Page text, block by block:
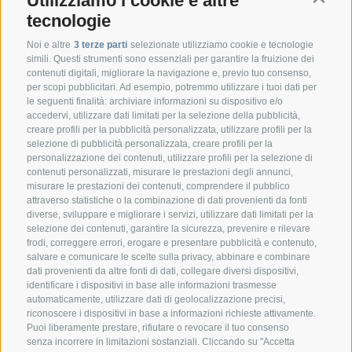
tecnologie
Noi e altre 3 terze parti selezionate utilizziamo cookie e tecnologie
simili. Questi strumenti sono essenziali per garantire la fruizione dei
contenuti digitali, migliorare la navigazione e, previo tuo consenso,
per scopi pubblicitari. Ad esempio, potremmo utilizzare i tuoi dati per
le seguenti finalità: archiviare informazioni su dispositivo e/o
accedervi, utilizzare dati limitati per la selezione della pubblicità,
creare profili per la pubblicità personalizzata, utilizzare profili per la
selezione di pubblicità personalizzata, creare profili per la
personalizzazione dei contenuti, utilizzare profili per la selezione di
contenuti personalizzati, misurare le prestazioni degli annunci,
misurare le prestazioni dei contenuti, comprendere il pubblico
attraverso statistiche o la combinazione di dati provenienti da fonti
diverse, sviluppare e migliorare i servizi, utilizzare dati limitati per la
selezione dei contenuti, garantire la sicurezza, prevenire e rilevare
frodi, correggere errori, erogare e presentare pubblicità e contenuto,
salvare e comunicare le scelte sulla privacy, abbinare e combinare
dati provenienti da altre fonti di dati, collegare diversi dispositivi,
identificare i dispositivi in base alle informazioni trasmesse
automaticamente, utilizzare dati di geolocalizzazione precisi,
riconoscere i dispositivi in base a informazioni richieste attivamente.
Puoi liberamente prestare, rifiutare o revocare il tuo consenso
senza incorrere in limitazioni sostanziali. Cliccando su "Accetta
CONTATTO
Federazione Prov.le Allevatori Trento
Via delle Bettine, 40 - 38121 Trento
Tel.:+39 0461 432111
info@superbrown.it